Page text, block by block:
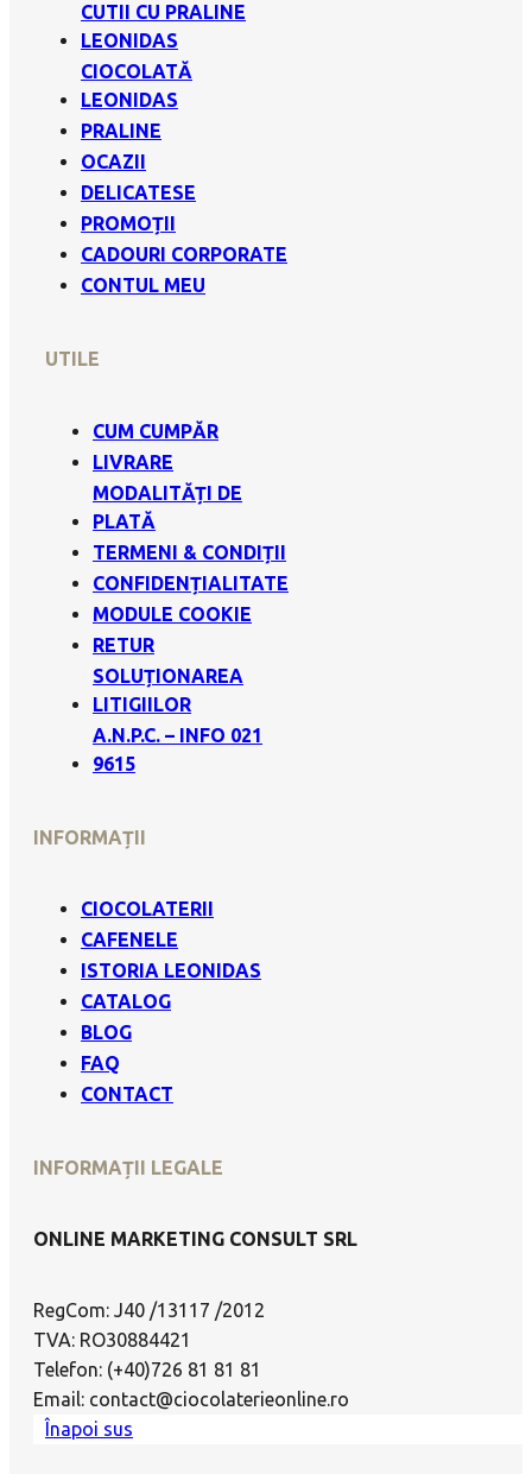
CUTII CU PRALINE
LEONIDAS
CIOCOLATĂ
LEONIDAS
PRALINE
OCAZII
DELICATESE
PROMOȚII
CADOURI CORPORATE
CONTUL MEU
UTILE
CUM CUMPĂR
LIVRARE
MODALITĂȚI DE
PLATĂ
TERMENI & CONDIȚII
CONFIDENȚIALITATE
MODULE COOKIE
RETUR
SOLUȚIONAREA
LITIGIILOR
A.N.P.C. – INFO 021
9615
INFORMAȚII
CIOCOLATERII
CAFENELE
ISTORIA LEONIDAS
CATALOG
BLOG
FAQ
CONTACT
INFORMAȚII LEGALE
ONLINE MARKETING CONSULT SRL
RegCom: J40 /13117 /2012
TVA: RO30884421
Telefon: (+40)726 81 81 81
Email: contact@ciocolaterieonline.ro
Înapoi sus